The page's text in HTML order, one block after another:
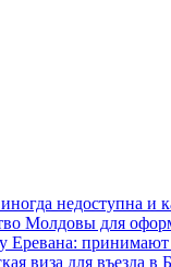
недоступна и
Молдовы для
Еревана:
виза для въезда